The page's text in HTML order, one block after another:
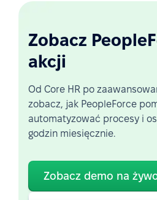
Zobacz
akcji
Od Core HR po
zobacz, jak PeopleForce
automatyzować procesy i
godzin miesięcznie.
Zobacz demo na